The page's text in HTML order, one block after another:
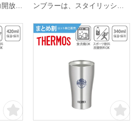
放穴
よる
ま
ンブラーは、スタイリッシュ
ね備えています。